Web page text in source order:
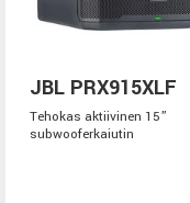
JBL PRX915XLF
Tehokas aktiivinen 15”
subwooferkaiutin